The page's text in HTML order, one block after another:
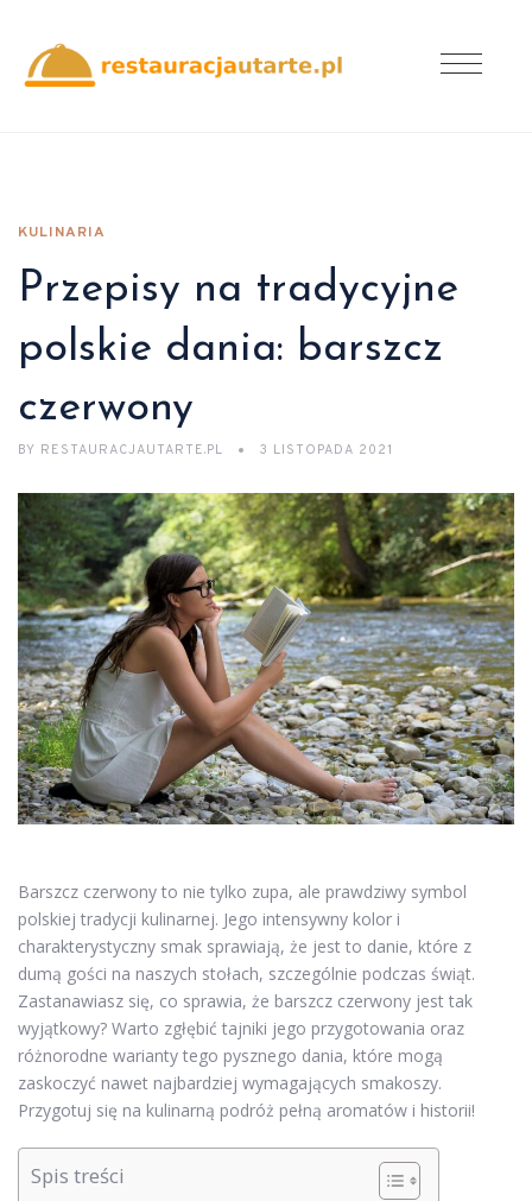
KULINARIA
Przepisy na tradycyjne
polskie dania: barszcz
czerwony
BY RESTAURACJAUTARTE.PL 3 LISTOPADA 2021
Barszcz czerwony to nie tylko zupa, ale prawdziwy symbol
polskiej tradycji kulinarnej. Jego intensywny kolor i
charakterystyczny smak sprawiają, że jest to danie, które z
dumą gości na naszych stołach, szczególnie podczas świąt.
Zastanawiasz się, co sprawia, że barszcz czerwony jest tak
wyjątkowy? Warto zgłębić tajniki jego przygotowania oraz
różnorodne warianty tego pysznego dania, które mogą
zaskoczyć nawet najbardziej wymagających smakoszy.
Przygotuj się na kulinarną podróż pełną aromatów i historii!
Spis treści